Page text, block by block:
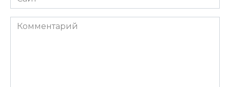
Комментарий